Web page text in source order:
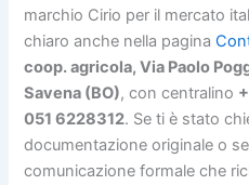
marchio Cirio per il mercato
chiaro anche nella pagina
coop. agricola, Via Paolo
Savena (BO), con centralino
051 6228312. Se ti è stato
documentazione originale o
comunicazione formale che